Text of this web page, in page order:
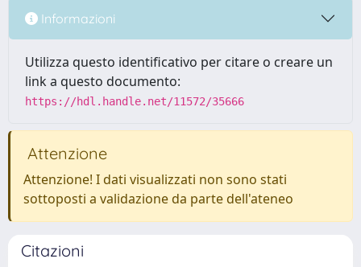
Informazioni
Utilizza questo identificativo per citare o creare un
link a questo documento:
https://hdl.handle.net/11572/35666
Attenzione
Attenzione! I dati visualizzati non sono stati
sottoposti a validazione da parte dell'ateneo
Citazioni